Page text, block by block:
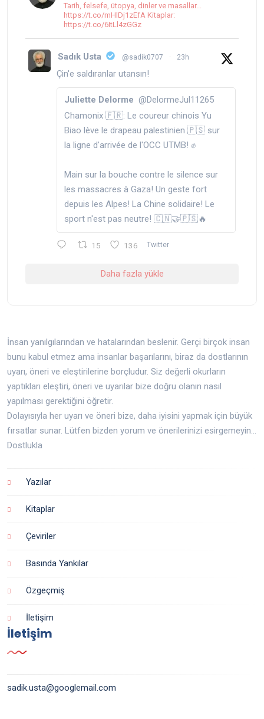
Tarih, felsefe, ütopya, dinler ve masallar...
https://t.co/mHlDj1zEfA Kitaplar:
https://t.co/6ItLl4zGGz
Sadık Usta @sadik0707 · 23h
Çin'e saldıranlar utansın!
Juliette Delorme @DelormeJul11265
Chamonix 🇫🇷: Le coureur chinois Yu
Biao lève le drapeau palestinien 🇵🇸 sur
la ligne d'arrivée de l'OCC UTMB! ✊️
Main sur la bouche contre le silence sur
les massacres à Gaza! Un geste fort
depuis les Alpes! La Chine solidaire! Le
sport n'est pas neutre! 🇨🇳🤝🇵🇸🔥
15 136 Twitter
Daha fazla yükle
İnsan yanılgılarından ve hatalarından beslenir. Gerçi birçok insan
bunu kabul etmez ama insanlar başarılarını, biraz da dostlarının
uyarı, öneri ve eleştirilerine borçludur. Siz değerli okurların
yaptıkları eleştiri, öneri ve uyarılar bize doğru olanın nasıl
yapılması gerektiğini öğretir.
Dolayısıyla her uyarı ve öneri bize, daha iyisini yapmak için büyük
fırsatlar sunar. Lütfen bizden yorum ve önerilerinizi esirgemeyin...
Dostlukla
Yazılar
Kitaplar
Çeviriler
Basında Yankılar
Özgeçmiş
İletişim
İletişim
sadik.usta@googlemail.com